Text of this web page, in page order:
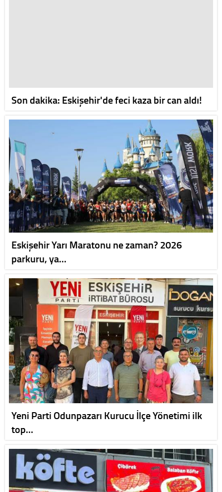
Son dakika: Eskişehir'de feci kaza bir can aldı!
Eskişehir Yarı Maratonu ne zaman? 2026
parkuru, ya…
Yeni Parti Odunpazarı Kurucu İlçe Yönetimi ilk
top…